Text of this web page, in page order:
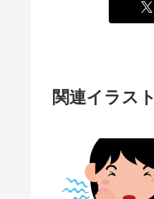
関連イラスト